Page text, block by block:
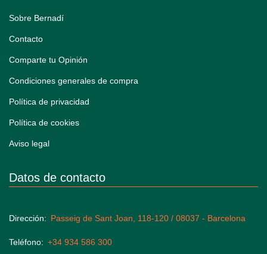
Sobre Bernadí
Contacto
Comparte tu Opinión
Condiciones generales de compra
Política de privacidad
Política de cookies
Aviso legal
Datos de contacto
Dirección Passeig de Sant Joan, 118-120 / 08037 - Barcelona
Teléfono +34 934 586 300